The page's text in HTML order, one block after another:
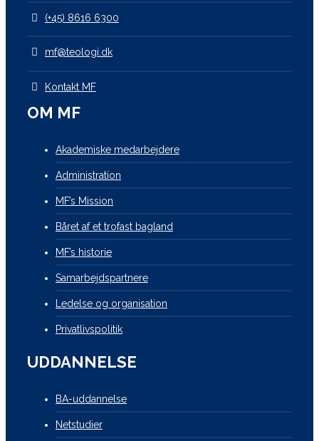
(+45) 8616 6300
mf@teologi.dk
Kontakt MF
OM MF
Akademiske medarbejdere
Administration
MF’s Mission
Båret af et trofast bagland
MF’s historie
Samarbejdspartnere
Ledelse og organisation
Privatlivspolitik
UDDANNELSE
BA-uddannelse
Netstudier